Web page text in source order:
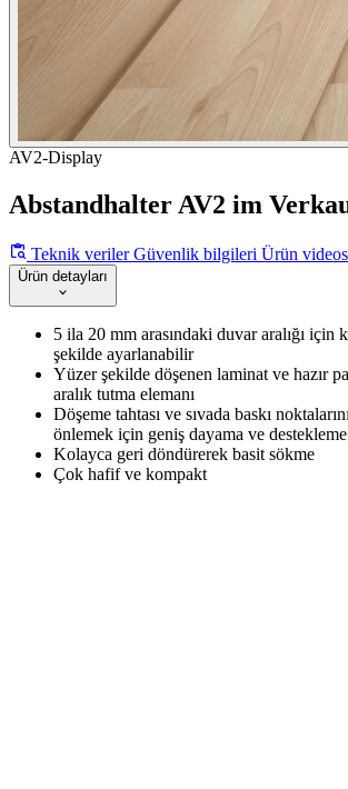
AV2-Display
Abstandhalter AV2 im
Teknik veriler Güvenlik bilgileri Ürün
Ürün detayları
5 ila 20 mm arasındaki duvar aralığı için
şekilde ayarlanabilir
Yüzer şekilde döşenen laminat ve hazır
aralık tutma elemanı
Döşeme tahtası ve sıvada baskı
önlemek için geniş dayama ve
Kolayca geri döndürerek basit sökme
Çok hafif ve kompakt